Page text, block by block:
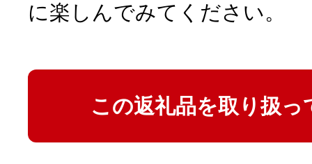
に楽しんでみてください。
この返礼品を取り扱っ